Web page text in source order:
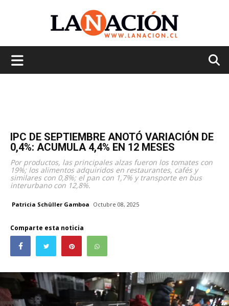
IPC DE SEPTIEMBRE ANOTÓ VARIACIÓN DE
0,4%: ACUMULA 4,4% EN 12 MESES
Por productos, las principales alzas fueron los tomates con
19%; los alimentos adquiridos en restaurantes, cafés y
similares con 0,8%; el pan con 1,7% y transporte en bus
interurbano con 12,8%.
Patricia Schüller Gamboa Octubre 08, 2025
Comparte esta noticia